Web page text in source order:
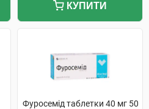
КУПИТИ
Фуросемід таблетки 40 мг 50